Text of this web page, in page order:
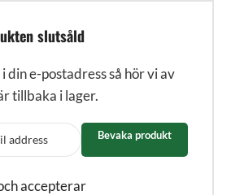
slutsåld
din e-postadress så hör vi av
tillbaka i lager.
Bevaka produkt
accepterar